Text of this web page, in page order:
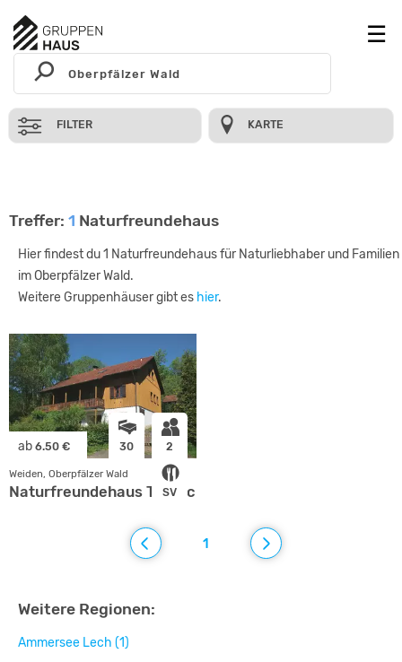
FILTER KARTE
Treffer: 1 Naturfreundehaus
Hier findest du 1 Naturfreundehaus für Naturliebhaber und Familien
im Oberpfälzer Wald.
Weitere Gruppenhäuser gibt es hier.
ab 6.50 € 30 2
SV
Weiden, Oberpfälzer Wald
Naturfreundehaus Trauschendorf
1
Weitere Regionen:
Ammersee Lech (1)